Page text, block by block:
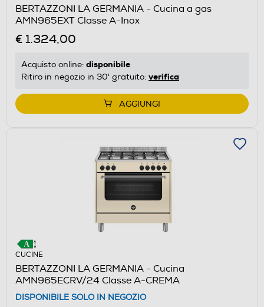
BERTAZZONI LA GERMANIA - Cucina a gas
AMN965EXT Classe A-Inox
€ 1.324,00
Acquisto online: disponibile
Ritiro in negozio in 30' gratuito: verifica
AGGIUNGI
CUCINE
BERTAZZONI LA GERMANIA - Cucina
AMN965ECRV/24 Classe A-CREMA
DISPONIBILE SOLO IN NEGOZIO